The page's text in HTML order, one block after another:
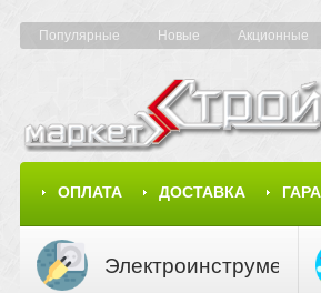
Популярные Новые Акционные
ОПЛАТА ДОСТАВКА
КАРТА САЙТА
Электроинструмент